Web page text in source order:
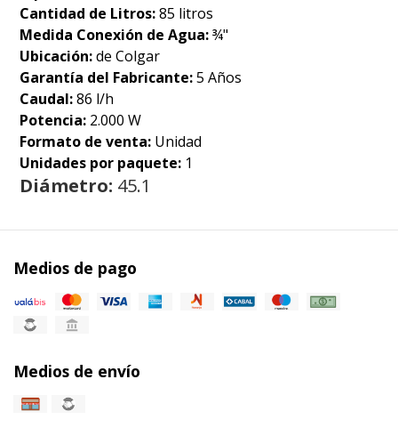
Cantidad de Litros:85 litros
Medida Conexión de Agua:¾"
Ubicación:de Colgar
Garantía del Fabricante:5 Años
Caudal:86 l/h
Potencia: 2.000 W
Formato de venta: Unidad
Unidades por paquete: 1
Diámetro: 45.1
Medios de pago
Medios de envío